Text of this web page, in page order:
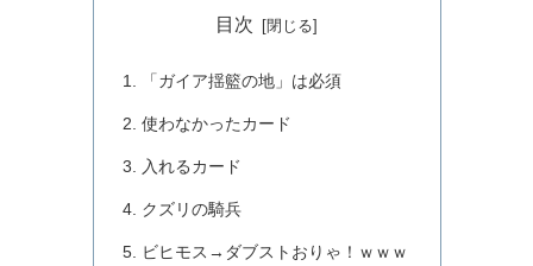
目次
「ガイア揺籃の地」は必須
使わなかったカード
入れるカード
クズリの騎兵
ビヒモス→ダブストおりゃ！ｗｗｗ